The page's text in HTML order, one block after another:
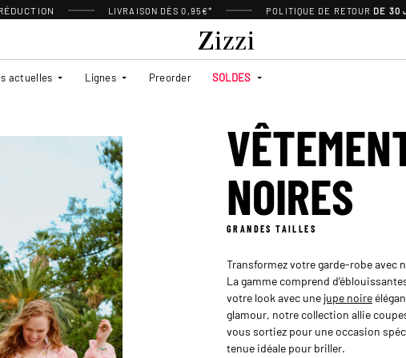
LIVRAISON DÈS 0,95€* POLITIQUE DE RETOUR DE 30
actuelles Lignes Preorder SOLDES
NOIRES
GRANDES TAILLES
Transformez votre garde-robe avec
La gamme comprend
votre look avec une jupe noire
glamour, notre collection allie
vous sortiez pour une occasion
tenue idéale pour briller.